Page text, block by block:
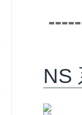
NS